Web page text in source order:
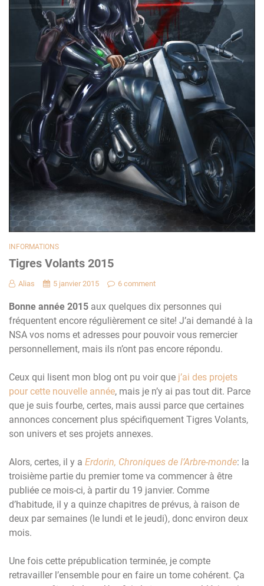
INFORMATIONS
Tigres Volants 2015
Alias 5 janvier 2015 6 comment
Bonne année 2015 aux quelques dix personnes qui
fréquentent encore régulièrement ce site! J’ai demandé à la
NSA vos noms et adresses pour pouvoir vous remercier
personnellement, mais ils n’ont pas encore répondu.
Ceux qui lisent mon blog ont pu voir que j’ai des projets
pour cette nouvelle année, mais je n’y ai pas tout dit. Parce
que je suis fourbe, certes, mais aussi parce que certaines
annonces concernent plus spécifiquement Tigres Volants,
son univers et ses projets annexes.
Alors, certes, il y a Erdorin, Chroniques de l’Arbre-monde: la
troisième partie du premier tome va commencer à être
publiée ce mois-ci, à partir du 19 janvier. Comme
d’habitude, il y a quinze chapitres de prévus, à raison de
deux par semaines (le lundi et le jeudi), donc environ deux
mois.
Une fois cette prépublication terminée, je compte
retravailler l’ensemble pour en faire un tome cohérent. Ça